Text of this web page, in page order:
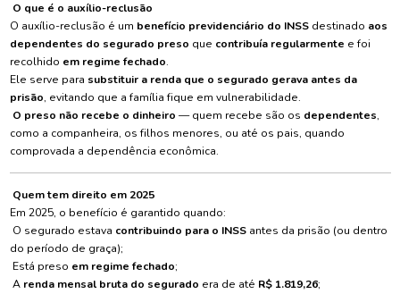
O que é o auxílio-reclusão
O auxílio-reclusão é um benefício previdenciário do INSSdestinado aos
dependentes do segurado preso que contribuía regularmente e foi
recolhido em regime fechado.
Ele serve para substituir a renda que o segurado gerava antes da
prisão, evitando que a família fique em vulnerabilidade.
O preso não recebe o dinheiro — quem recebe são os dependentes,
como a companheira, os filhos menores, ou até os pais, quando
comprovada a dependência econômica.
Quem tem direito em 2025
Em 2025, o benefício é garantido quando:
O segurado estava contribuindo para o INSSantes da prisão (ou dentro
do período de graça);
Está preso em regime fechado;
A renda mensal bruta do segurado era de até R$ 1.819,26;